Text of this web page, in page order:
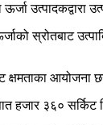
स्रोतबाट
क्षमताका
हजार ३६० सर्किट